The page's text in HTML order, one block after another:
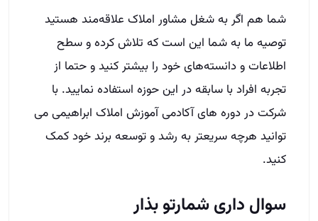
شما هم اگر به شغل مشاور املاک علاقه‌مند هستید
توصیه ما به شما این است که تلاش کرده و سطح
اطلاعات و دانسته‌های خود را بیشتر کنید و حتما از
تجربه افراد با سابقه در این حوزه استفاده نمایید. با
شرکت در دوره های آکادمی آموزش املاک ابراهیمی می
توانید هرچه سریعتر به رشد و توسعه برند خود کمک
کنید.
سوال داری شمارتو بذار